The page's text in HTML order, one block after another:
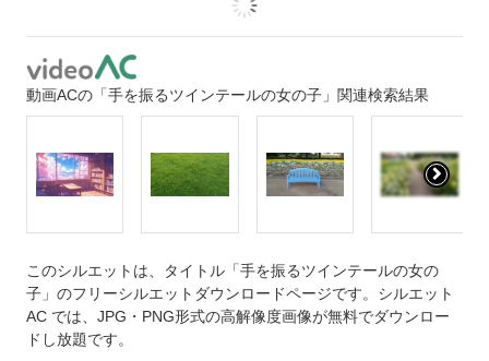
動画ACの「手を振るツインテールの女の子」関連検索結果
このシルエットは、タイトル「手を振るツインテールの女の
子」のフリーシルエットダウンロードページです。シルエット
AC では、JPG・PNG形式の高解像度画像が無料でダウンロー
ドし放題です。